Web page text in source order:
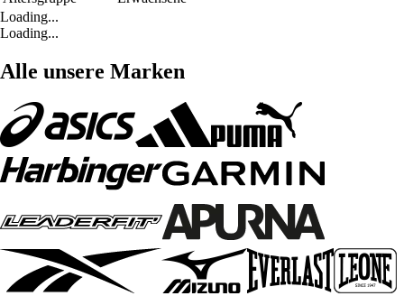
Loading...
Loading...
Alle unsere Marken